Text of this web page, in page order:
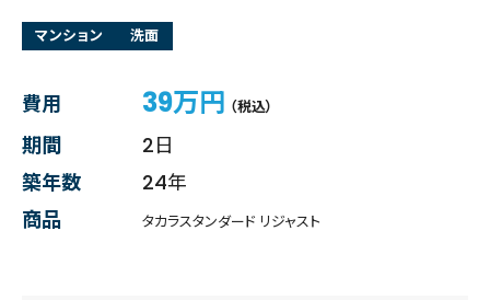
マンション 洗面
費用 39万円 （税込）
期間
2日
築年数
24年
商品
タカラスタンダード リジャスト